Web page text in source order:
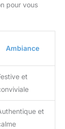
pour vous
Ambiance
et
et